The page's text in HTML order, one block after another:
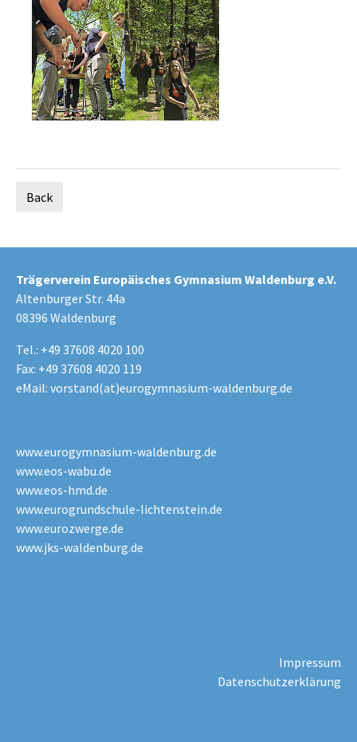
Back
Trägerverein Europäisches Gymnasium Waldenburg e.V.
Altenburger Str. 44a
08396 Waldenburg
Tel.: +49 37608 4020 100
Fax: +49 37608 4020 119
eMail: vorstand(at)eurogymnasium-waldenburg.de
www.eurogymnasium-waldenburg.de
www.eos-wabu.de
www.eos-hmd.de
www.eurogrundschule-lichtenstein.de
www.eurozwerge.de
www.jks-waldenburg.de
Impressum
Datenschutzerklärung